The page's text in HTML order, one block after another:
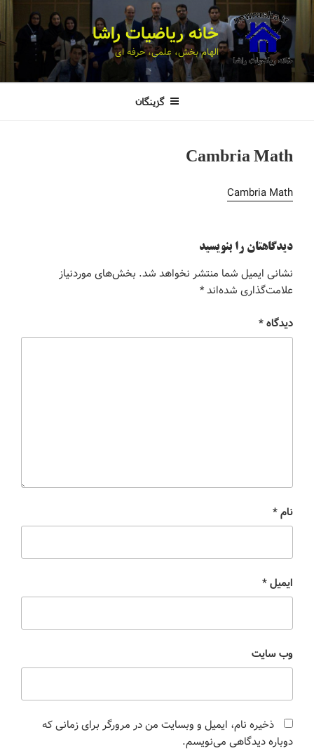
خانه ریاضیات راشا
الهام بخش، علمی، حرفه ای
گزینگان
Cambria Math
Cambria Math
دیدگاهتان را بنویسید
نشانی ایمیل شما منتشر نخواهد شد. بخش‌های موردنیاز
علامت‌گذاری شده‌اند*
دیدگاه*
نام*
ایمیل*
وب‌ سایت
ذخیره نام، ایمیل و وبسایت من در مرورگر برای زمانی که
دوباره دیدگاهی می‌نویسم.